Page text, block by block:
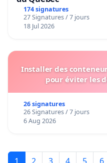
174 signatures
27 Signatures / 7 jours
18 Jul 2026
Installer des
pour éviter les
26 signatures
26 Signatures / 7 jours
6 Aug 2026